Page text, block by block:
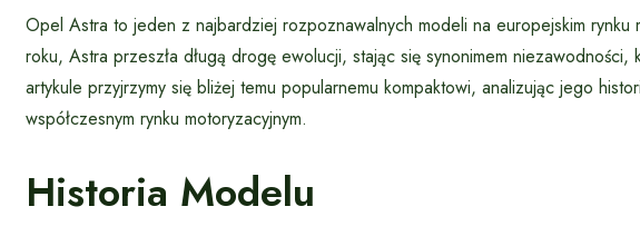
Opel Astra to jeden z najbardziej rozpoznawalnych modeli na europejskim
roku, Astra przeszła długą drogę ewolucji, stając się synonimem
artykule przyjrzymy się bliżej temu popularnemu kompaktowi, analizując jego
współczesnym rynku motoryzacyjnym.
Historia Modelu